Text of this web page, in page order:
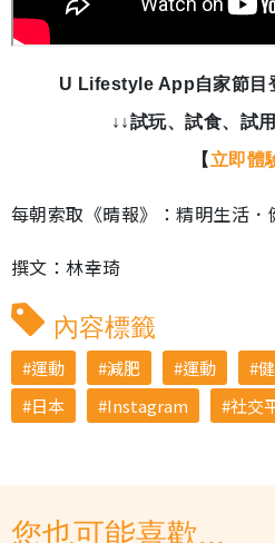
U Lifestyle App自家節目
↓↓試玩、試食、試
【 立即體
每朝索取《晴報》：精明生活
撰文：林幸琦
內容標籤
運動 減肥 運動
日本
Instagram 社交
您也可能喜歡...